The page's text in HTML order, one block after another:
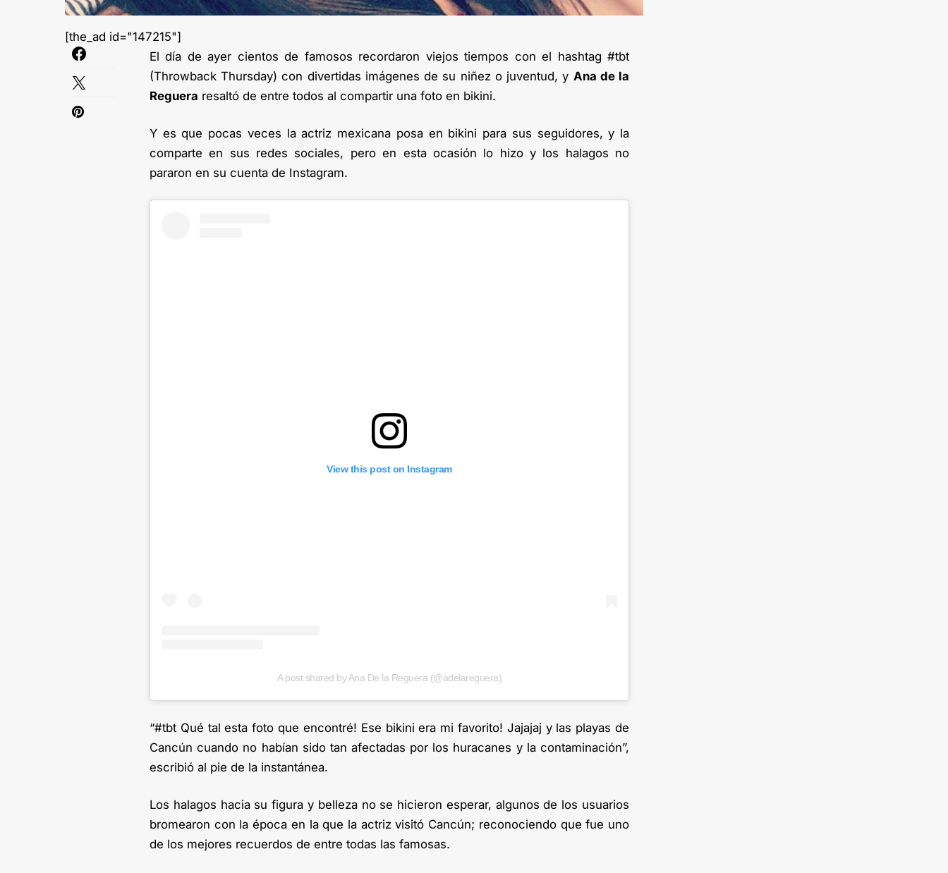
[the_ad id="147215"]
El día de ayer cientos de famosos recordaron viejos tiempos con el hashtag #tbt
(Throwback Thursday) con divertidas imágenes de su niñez o juventud, y Ana de la
Reguera resaltó de entre todos al compartir una foto en bikini.
Y es que pocas veces la actriz mexicana posa en bikini para sus seguidores, y la
comparte en sus redes sociales, pero en esta ocasión lo hizo y los halagos no
pararon en su cuenta de Instagram.
View this post on Instagram
A post shared by Ana De la Reguera (@adelareguera)
“#tbt Qué tal esta foto que encontré! Ese bikini era mi favorito! Jajajaj y las playas de
Cancún cuando no habían sido tan afectadas por los huracanes y la contaminación”,
escribió al pie de la instantánea.
Los halagos hacia su figura y belleza no se hicieron esperar, algunos de los usuarios
bromearon con la época en la que la actriz visitó Cancún; reconociendo que fue uno
de los mejores recuerdos de entre todas las famosas.